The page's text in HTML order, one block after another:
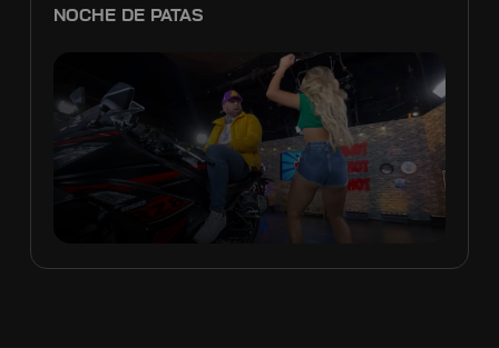
NOCHE DE PATAS